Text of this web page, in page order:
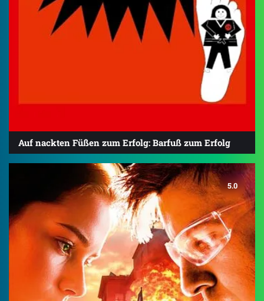
Auf nackten Füßen zum Erfolg: Barfuß zum Erfolg
5.0